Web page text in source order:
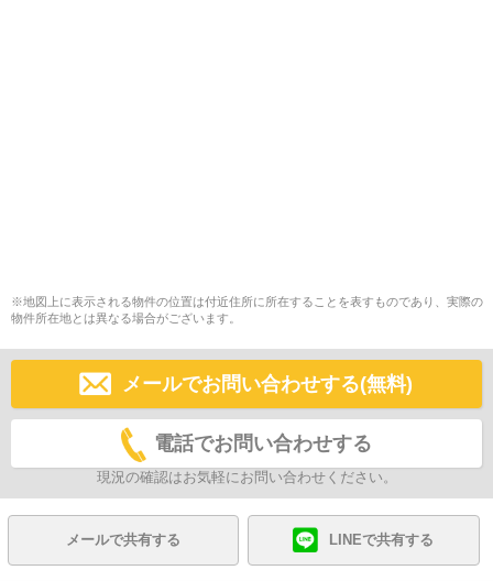
※地図上に表示される物件の位置は付近住所に所在することを表すものであり、実際の
物件所在地とは異なる場合がございます。
メールでお問い合わせする(無料)
電話でお問い合わせする
現況の確認はお気軽にお問い合わせください。
メールで共有する LINEで共有する